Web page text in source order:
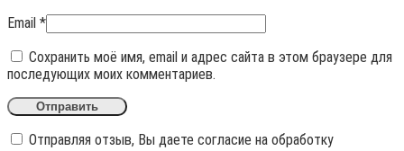
Email *
Сохранить моё имя, email и адрес сайта в этом браузере для
последующих моих комментариев.
Отправляя отзыв, Вы даете согласие на обработку